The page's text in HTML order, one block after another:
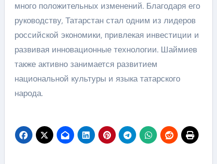
много положительных изменений. Благодаря его
руководству, Татарстан стал одним из лидеров
российской экономики, привлекая инвестиции и
развивая инновационные технологии. Шаймиев
также активно занимается развитием
национальной культуры и языка татарского
народа.